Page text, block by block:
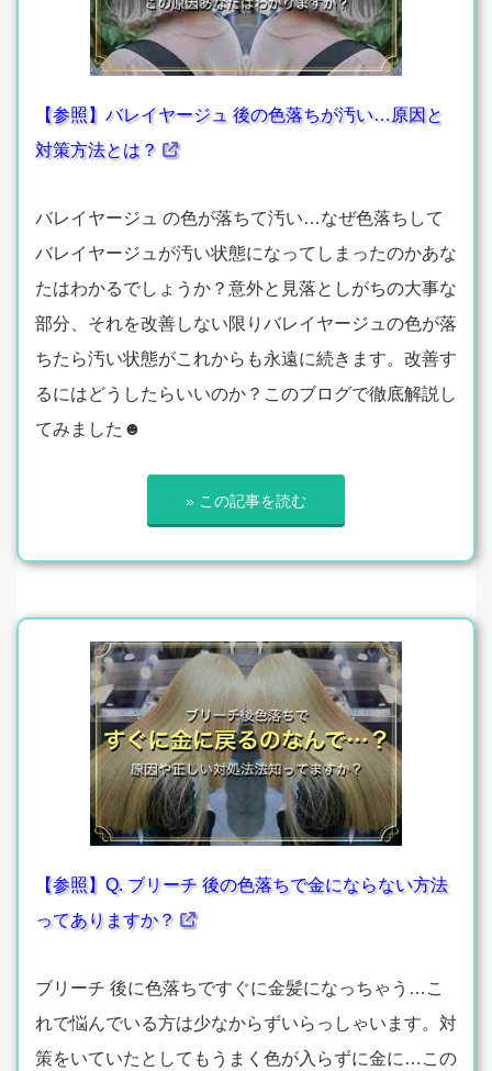
【参照】バレイヤージュ 後の色落ちが汚い…原因と
対策方法とは？
バレイヤージュ の色が落ちて汚い…なぜ色落ちして
バレイヤージュが汚い状態になってしまったのかあな
たはわかるでしょうか？意外と見落としがちの大事な
部分、それを改善しない限りバレイヤージュの色が落
ちたら汚い状態がこれからも永遠に続きます。改善す
るにはどうしたらいいのか？このブログで徹底解説し
てみました☻
» この記事を読む
【参照】Q. ブリーチ 後の色落ちで金にならない方法
ってありますか？
ブリーチ 後に色落ちですぐに金髪になっちゃう…こ
れで悩んでいる方は少なからずいらっしゃいます。対
策をいていたとしてもうまく色が入らずに金に…この